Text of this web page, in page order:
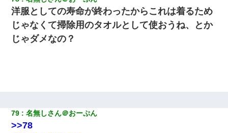
元旦那から復縁要請。息子「最新型のiPhoneも買えない貧乏は嫌
だ、再婚して」私「なら父親と暮らせ」息子「やった＾＾」私
（もう手遅れだったんだな…）
洋服としての寿命が終わったからこれは着るため
じゃなくて掃除用のタオルとして使おうね、とか
じゃダメなの？
79 名無しさん＠おーぷん
>>78